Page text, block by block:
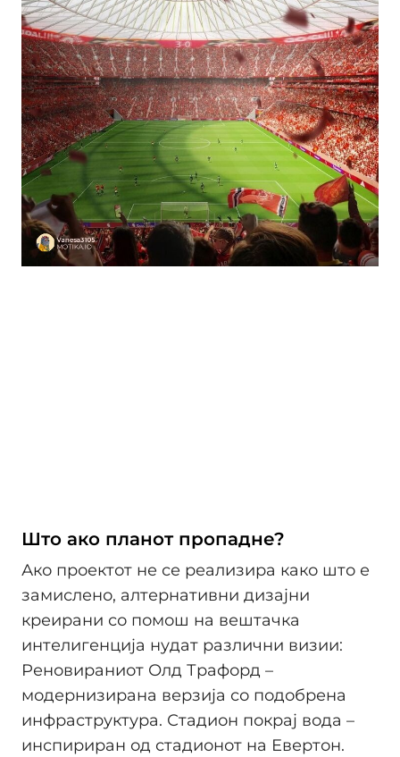
Што ако планот пропадне?
Ако проектот не се реализира како што е
замислено, алтернативни дизајни
креирани со помош на вештачка
интелигенција нудат различни визии:
Реновираниот Олд Трафорд –
модернизирана верзија со подобрена
инфраструктура. Стадион покрај вода –
инспириран од стадионот на Евертон.